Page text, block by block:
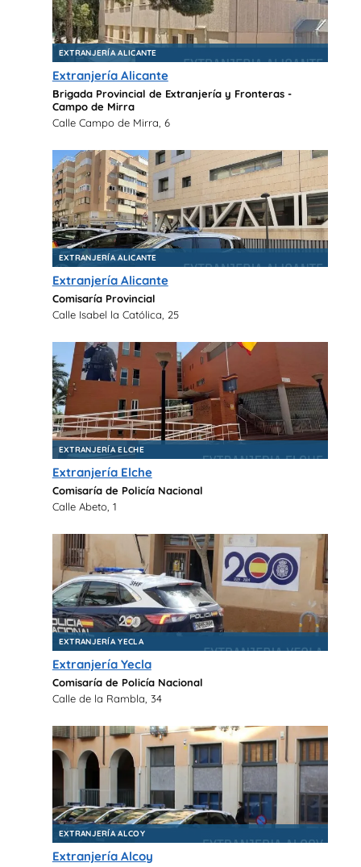
EXTRANJERÍA ALICANTE
Extranjería Alicante
Brigada Provincial de Extranjería y Fronteras -
Campo de Mirra
Calle Campo de Mirra, 6
EXTRANJERÍA ALICANTE
Extranjería Alicante
Comisaría Provincial
Calle Isabel la Católica, 25
EXTRANJERÍA ELCHE
Extranjería Elche
Comisaría de Policía Nacional
Calle Abeto, 1
EXTRANJERÍA YECLA
Extranjería Yecla
Comisaría de Policía Nacional
Calle de la Rambla, 34
EXTRANJERÍA ALCOY
Extranjería Alcoy